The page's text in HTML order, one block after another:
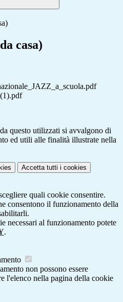
casa)
questo utilizzati si avvalgono di
ed utili alle finalità illustrate nella
Accetta tutti i cookies
quali cookie consentire.
consentono il funzionamento della
necessari al funzionamento potete
.
non possono essere
l'elenco nella pagina della cookie